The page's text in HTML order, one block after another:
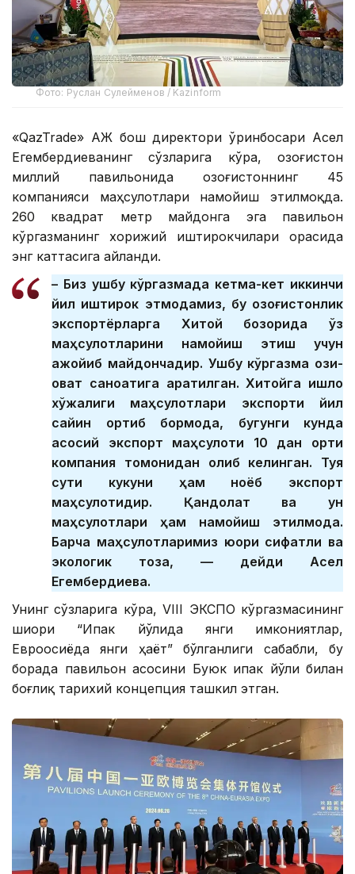
Фото: Руслан Сулейменов / Kazinform
«QazTrade» АЖ бош директори ўринбосари Асел
Егембердиеванинг сўзларига кўра, Қозоғистон
миллий павильонида Қозоғистоннинг 45
компанияси маҳсулотлари намойиш этилмоқда.
260 квадрат метр майдонга эга павильон
кўргазманинг хорижий иштирокчилари орасида
энг каттасига айланди.
– Биз ушбу кўргазмада кетма-кет иккинчи
йил иштирок этмоқдамиз, бу қозоғистонлик
экспортёрларга Хитой бозорида ўз
маҳсулотларини намойиш этиш учун
ажойиб майдончадир. Ушбу кўргазма озиқ-
овқат саноатига қаратилган. Хитойга қишлоқ
хўжалиги маҳсулотлари экспорти йил
сайин ортиб бормоқда, бугунги кунда
асосий экспорт маҳсулоти 10 дан ортиқ
компания томонидан олиб келинган. Туя
сути кукуни ҳам ноёб экспорт
маҳсулотидир. Қандолат ва ун
маҳсулотлари ҳам намойиш этилмоқда.
Барча маҳсулотларимиз юқори сифатли ва
экологик тоза, — дейди Асел
Егембердиева.
Унинг сўзларига кўра, VIII ЭКСПО кўргазмасининг
шиори “Ипак йўлида янги имкониятлар,
Евроосиёда янги ҳаёт” бўлганлиги сабабли, бу
борада павильон асосини Буюк ипак йўли билан
боғлиқ тарихий концепция ташкил этган.